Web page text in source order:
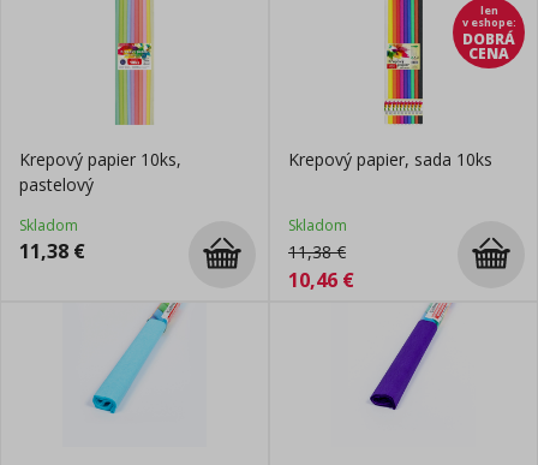
Krepový papier 10ks,
pastelový
Skladom
11,38 €
len
v eshope:
DOBRÁ
CENA
Krepový papier, sada 10ks
Skladom
11,38€
10,46 €